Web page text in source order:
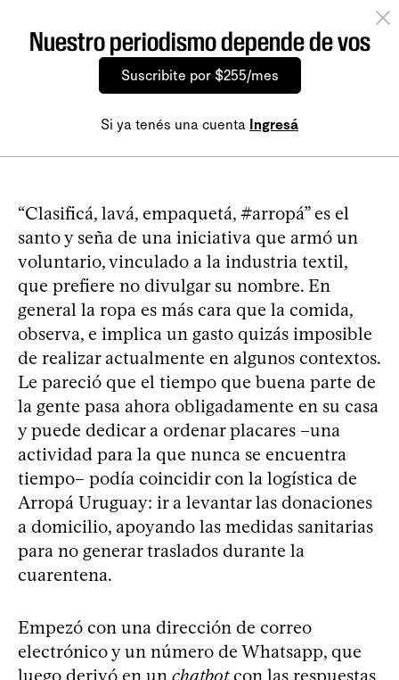
Nuestro periodismo depende de vos
Suscribite por $255/mes
Si ya tenés una cuenta Ingresá
“Clasificá, lavá, empaquetá, #arropá” es el
santo y seña de una iniciativa que armó un
voluntario, vinculado a la industria textil,
que prefiere no divulgar su nombre. En
general la ropa es más cara que la comida,
observa, e implica un gasto quizás imposible
de realizar actualmente en algunos contextos.
Le pareció que el tiempo que buena parte de
la gente pasa ahora obligadamente en su casa
y puede dedicar a ordenar placares –una
actividad para la que nunca se encuentra
tiempo– podía coincidir con la logística de
Arropá Uruguay: ir a levantar las donaciones
a domicilio, apoyando las medidas sanitarias
para no generar traslados durante la
cuarentena.
Empezó con una dirección de correo
electrónico y un número de Whatsapp, que